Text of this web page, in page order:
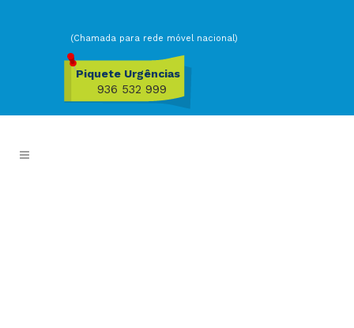
(Chamada para rede móvel nacional)
Piquete Urgências
936 532 999